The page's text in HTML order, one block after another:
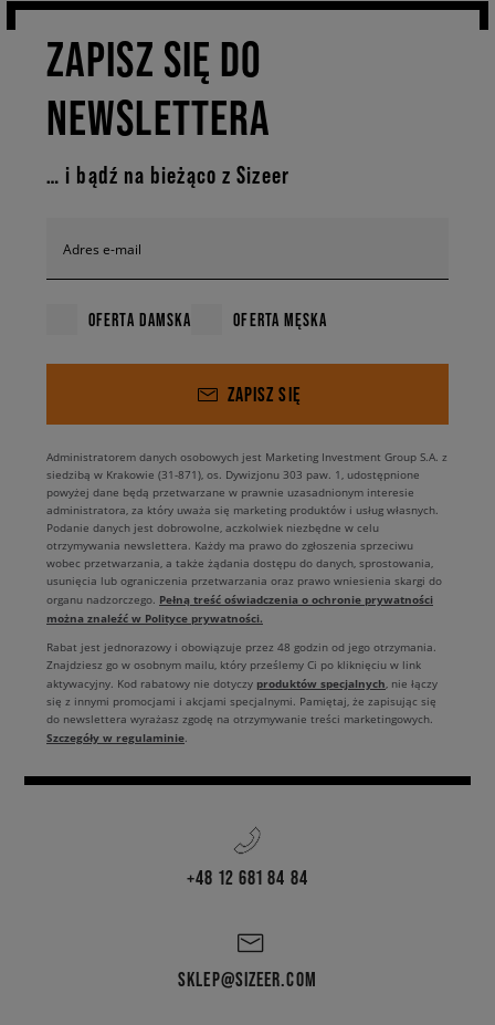
streetwearu mogła obyć się bezNew Balance 446
przed podjęciem decyzji? Sprawdź całą ofertę, która czeka na Ciebie w
ZAPISZ SIĘ DO
NEWSLETTERA
… i bądź na bieżąco z Sizeer
Adres e-mail
OFERTA DAMSKA OFERTA MĘSKA
ZAPISZ SIĘ
Administratorem danych osobowych jest Marketing Investment Group S.A. z
siedzibą w Krakowie (31-871), os. Dywizjonu 303 paw. 1, udostępnione
powyżej dane będą przetwarzane w prawnie uzasadnionym interesie
administratora, za który uważa się marketing produktów i usług własnych.
Podanie danych jest dobrowolne, aczkolwiek niezbędne w celu
otrzymywania newslettera. Każdy ma prawo do zgłoszenia sprzeciwu
wobec przetwarzania, a także żądania dostępu do danych, sprostowania,
usunięcia lub ograniczenia przetwarzania oraz prawo wniesienia skargi do
organu nadzorczego. Pełną treść oświadczenia o ochronie prywatności
można znaleźć w Polityce prywatności.
Rabat jest jednorazowy i obowiązuje przez 48 godzin od jego otrzymania.
Znajdziesz go w osobnym mailu, który prześlemy Ci po kliknięciu w link
aktywacyjny. Kod rabatowy nie dotyczy produktów specjalnych, nie łączy
się z innymi promocjami i akcjami specjalnymi. Pamiętaj, że zapisując się
do newslettera wyrażasz zgodę na otrzymywanie treści marketingowych.
Szczegóły w regulaminie.
+48 12 681 84 84
SKLEP@SIZEER.COM